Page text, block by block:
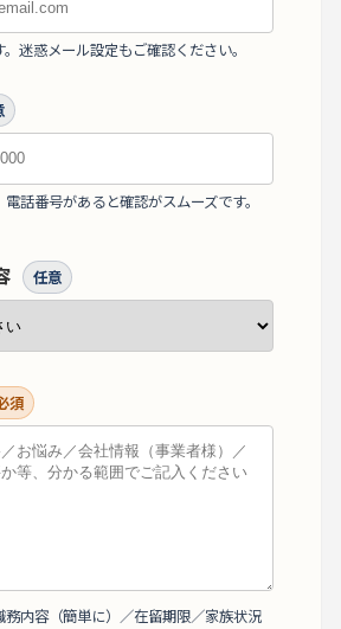
迷惑メール設定もご確認ください。
話番号があると確認がスムーズです。
任意
須
内容（簡単に）／在留期限／家族状況